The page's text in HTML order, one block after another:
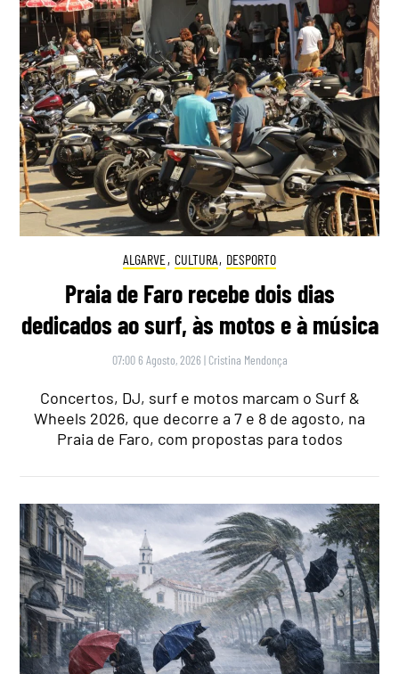
ALGARVE, CULTURA, DESPORTO
Praia de Faro recebe dois dias
dedicados ao surf, às motos e à música
07:00 6 Agosto, 2026 | Cristina Mendonça
Concertos, DJ, surf e motos marcam o Surf &
Wheels 2026, que decorre a 7 e 8 de agosto, na
Praia de Faro, com propostas para todos